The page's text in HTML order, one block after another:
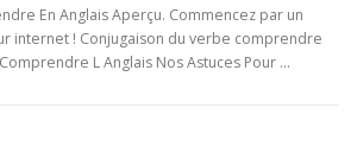
En Anglais Aperçu. Commencez par un
internet ! Conjugaison du verbe comprendre
L Anglais Nos Astuces Pour …